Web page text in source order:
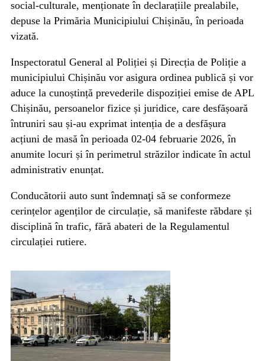
social-culturale, menționate în declarațiile prealabile,
depuse la Primăria Municipiului Chișinău, în perioada
vizată.
Inspectoratul General al Poliției și Direcția de Poliție a
municipiului Chișinău vor asigura ordinea publică și vor
aduce la cunoștință prevederile dispoziției emise de APL
Chișinău, persoanelor fizice și juridice, care desfășoară
întruniri sau și-au exprimat intenția de a desfășura
acțiuni de masă în perioada 02-04 februarie 2026, în
anumite locuri și în perimetrul străzilor indicate în actul
administrativ enunțat.
Conducătorii auto sunt îndemnaţi să se conformeze
cerințelor agenților de circulație, să manifeste răbdare și
disciplină în trafic, fără abateri de la Regulamentul
circulației rutiere.